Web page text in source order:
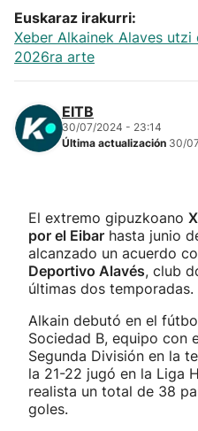
Más deportes
"Helmuga"
Euskaraz irakurri:
Xeber Alkainek Alaves
2026ra arte
EITB
30/07/2024 - 23:14
Última actualización 30/
El extremo gipuzkoano
por el Eibar hasta junio
alcanzado un acuerdo
Deportivo Alavés, club
últimas dos temporadas.
Alkain debutó en el
Sociedad B, equipo con
Segunda División en la
la 21-22 jugó en la Liga
realista un total de 38
goles.